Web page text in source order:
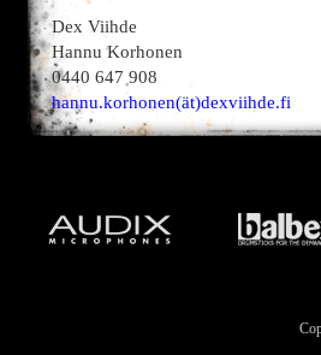
Dex Viihde
Hannu Korhonen
0440 647 908
hannu.korhonen(ät)dexviihde.fi